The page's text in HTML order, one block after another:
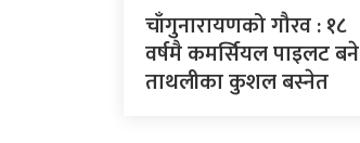
चाँगुनारायणको गौरव : १८
वर्षमै कमर्सियल पाइलट बने
ताथलीका कुशल बस्नेत